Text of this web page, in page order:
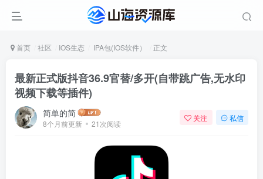
首页 社区 IOS生态 IPA包(IOS软件） 正文
最新正式版抖音36.9官替/多开(自带跳广告,无水印
视频下载等插件)
简单的简
8个月前更新 21次阅读
关注 私信